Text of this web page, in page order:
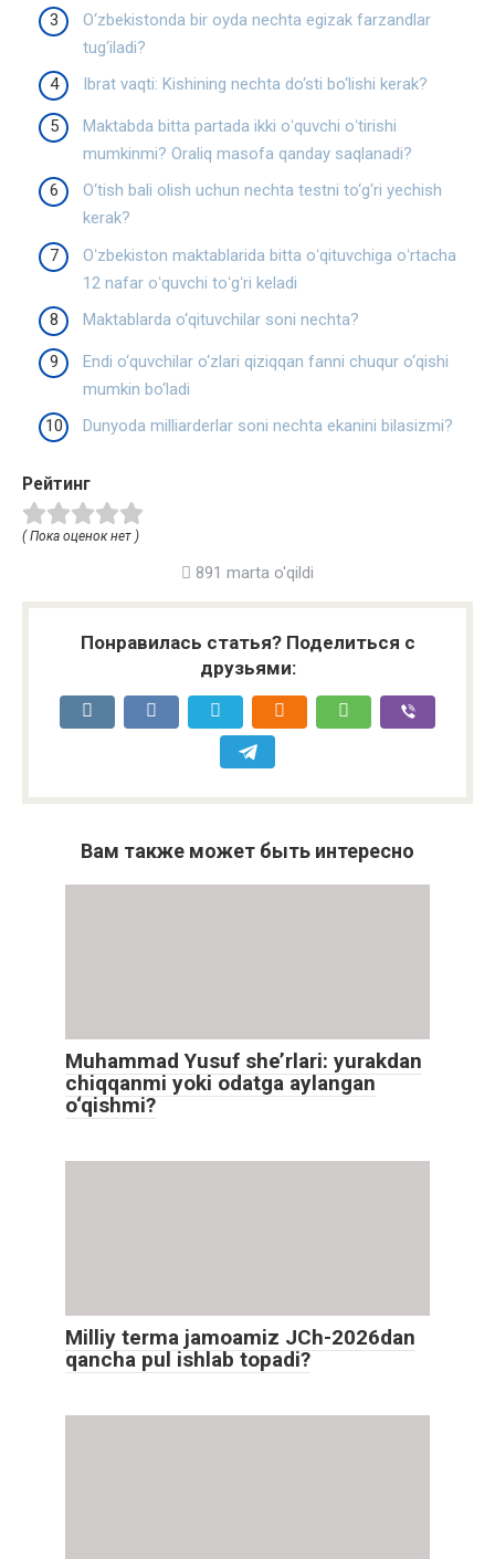
O‘zbekistonda bir oyda nechta egizak farzandlar
tug‘iladi?
Ibrat vaqti: Kishining nechta do‘sti bo‘lishi kerak?
Maktabda bitta partada ikki oʻquvchi oʻtirishi
mumkinmi? Oraliq masofa qanday saqlanadi?
O‘tish bali olish uchun nechta testni to‘g‘ri yechish
kerak?
Oʻzbekiston maktablarida bitta oʻqituvchiga oʻrtacha
12 nafar oʻquvchi toʻgʻri keladi
Maktablarda o‘qituvchilar soni nechta?
Endi o‘quvchilar o‘zlari qiziqqan fanni chuqur o‘qishi
mumkin bo‘ladi
Dunyoda milliarderlar soni nechta ekanini bilasizmi?
Рейтинг
( Пока оценок нет )
891 marta o'qildi
Понравилась статья? Поделиться с
друзьями:
Вам также может быть интересно
Muhammad Yusuf she’rlari: yurakdan
chiqqanmi yoki odatga aylangan
o‘qishmi?
Milliy terma jamoamiz JCh-2026dan
qancha pul ishlab topadi?